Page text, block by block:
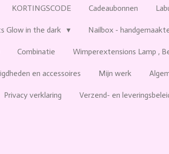
KORTINGSCODE Cadeaubonnen
Glow in the dark Nailbox -
Combinatie Wimperextensions Lamp ,
en accessoires Mijn werk
Privacy verklaring Verzend- en